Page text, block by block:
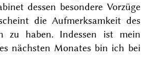
dessen besondere Vorzüge
die Aufmerksamkeit des
zu haben. Indessen ist mein
nächsten Monates bin ich bei